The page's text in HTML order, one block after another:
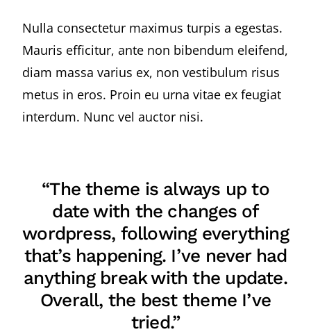
Nulla consectetur maximus turpis a egestas.
Mauris efficitur, ante non bibendum eleifend,
diam massa varius ex, non vestibulum risus
metus in eros. Proin eu urna vitae ex feugiat
interdum. Nunc vel auctor nisi.
“The theme is always up to
date with the changes of
wordpress, following everything
that’s happening. I’ve never had
anything break with the update.
Overall, the best theme I’ve
tried.”